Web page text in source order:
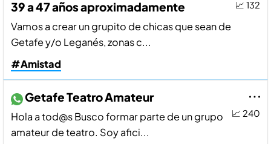
📈 132
39 a 47 años aproximadamente
Vamos a crear un grupito de chicas que sean de
Getafe y/o Leganés, zonas c...
#Amistad
📈 240
Getafe Teatro Amateur
Hola a tod@s Busco formar parte de un grupo
amateur de teatro. Soy afici...